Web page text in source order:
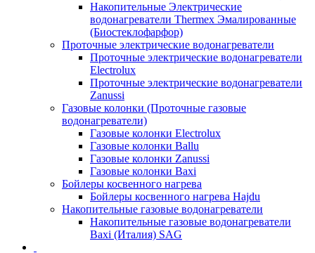
Накопительные Электрические
водонагреватели Thermex Эмалированные
(Биостеклофарфор)
Проточные электрические водонагреватели
Проточные электрические водонагреватели
Electrolux
Проточные электрические водонагреватели
Zanussi
Газовые колонки (Проточные газовые
водонагреватели)
Газовые колонки Electrolux
Газовые колонки Ballu
Газовые колонки Zanussi
Газовые колонки Baxi
Бойлеры косвенного нагрева
Бойлеры косвенного нагрева Hajdu
Накопительные газовые водонагреватели
Накопительные газовые водонагреватели
Baxi (Италия) SAG